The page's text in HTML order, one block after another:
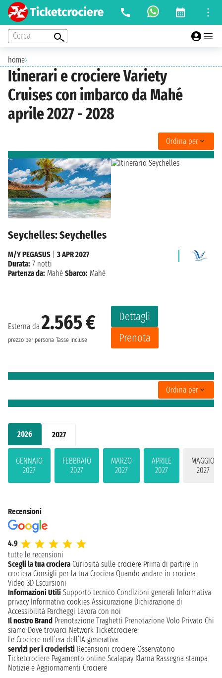
Cerca
home›
Itinerari e crociere Variety
Cruises con imbarco da Mahé
aprile 2027 - 2028
2026 2027
GENNAIO
2027
FEBBRAIO
2027
MARZO
2027
APRILE
2027
MAGGIO
2027
Ordina per
Seychelles: Seychelles
Esterna da 2.565 €
prezzo per persona Tasse incluse
Dettagli
Prenota
M/Y PEGASUS
3 APR 2027
Durata: 7 notti
Partenza da: Mahé Sbarco: Mahé
Ordina per
Recensioni
4.9
tutte le recensioni
Scegli la tua crociera Curiosità sulle crociere Prima di partire in
crociera Consigli per la tua Crociera Quando andare in crociera
Video 3D Escursioni
Informazioni Utili Supporto tecnico Condizioni generali Informativa
privacy Informativa cookies Assicurazione Dichiarazione di
Accessibilità Parcheggi Lavora con noi
Il nostro Brand Prenotazione Traghetti Prenotazione Volo Privato Chi
siamo Dove trovarci Network Ticketcrociere:
Le Crociere nell’era dell’IA generativa
servizi per i crocieristi Recensioni crociere Osservatorio
Ticketcrociere Pagamento online Scalapay Klarna Rassegna stampa
Notizie e Aggiornamenti Crociere